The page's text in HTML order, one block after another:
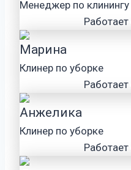
Менеджер по клинингу
Марина
Клинер по уборке
Анжелика
Клинер по уборке